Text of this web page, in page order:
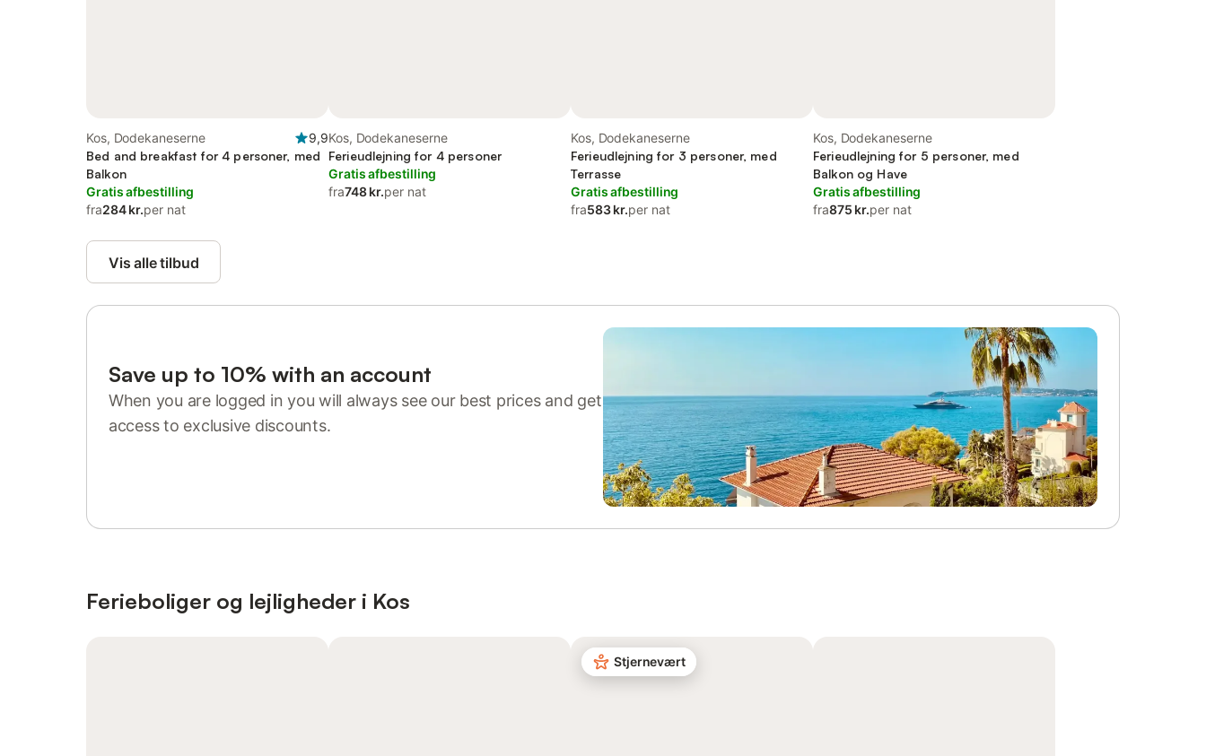
Kos, Dodekaneserne
9,9
Bed and breakfast for 4 personer, med
Balkon
Gratis afbestilling
fra284 kr.per nat
Kos, Dodekaneserne
Ferieudlejning for 4 personer
Gratis afbestilling
fra748 kr.per nat
Kos, Dodekaneserne
Ferieudlejning for 3 personer, med
Terrasse
Gratis afbestilling
fra583 kr.per nat
Kos, Dodekaneserne
Ferieudlejning for 5 personer, med
Balkon og Have
Gratis afbestilling
fra875 kr.per nat
Vis alle tilbud
Save up to 10% with an account
When you are logged in you will always see our best prices and get
access to exclusive discounts.
Ferieboliger og lejligheder i Kos
Stjernevært